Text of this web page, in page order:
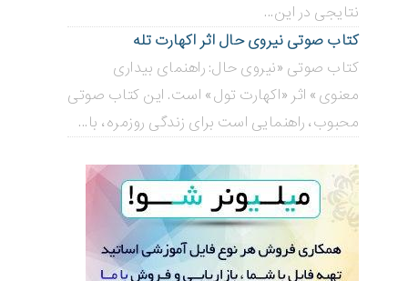
نتایجی در این...
کتاب صوتی نیروی حال اثر اکهارت تله
کتاب صوتی «نیروی حال: راهنمای بیداری
معنوی» اثر «اکهارت تول» است. این کتاب صوتی
محبوب، راهنمایی است برای زندگی روزمره، با...